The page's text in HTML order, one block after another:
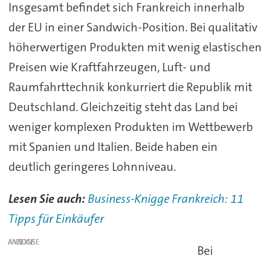
Insgesamt befindet sich Frankreich innerhalb
der EU in einer Sandwich-Position. Bei qualitativ
höherwertigen Produkten mit wenig elastischen
Preisen wie Kraftfahrzeugen, Luft- und
Raumfahrttechnik konkurriert die Republik mit
Deutschland. Gleichzeitig steht das Land bei
weniger komplexen Produkten im Wettbewerb
mit Spanien und Italien. Beide haben ein
deutlich geringeres Lohnniveau.
Lesen Sie auch:Business-Knigge Frankreich: 11
Tipps für Einkäufer
ANZEIGE
Bei